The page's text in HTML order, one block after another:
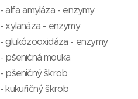
- alfa amyláza - enzymy
- xylanáza - enzymy
- glukózooxidáza - enzymy
- pšeničná mouka
- pšeničný škrob
- kukuřičný škrob